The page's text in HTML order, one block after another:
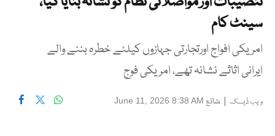
سینٹ کام
امریکی افواج اورتجارتی جہازوں کیلئے خطرہ بننے والے
ایرانی اثاثے نشانہ تھے، امریکی فوج
ویب ڈیسک | شائع June 11, 2026 8:38 AM